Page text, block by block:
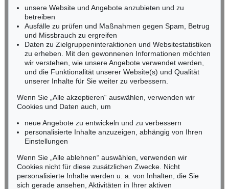
Miriam Heß
Tel.: +49 (0)62 21 58 80-038
Fax: +49 (0)62 21 58 80-595
infoheidelberg@kettererkunst.de
NORDDEUTSCHLAND
Nico Kassel, M.A.
Tel.: +49 (0)89 55244-164
Mobil: +49 (0)171 8618661
n.kassel@kettererkunst.de
Keine Auktion mehr verpassen!
Wir informieren Sie rechtzeitig.
unsere Website und Angebote anzubieten und zu
betreiben
Ausfälle zu prüfen und Maßnahmen gegen Spam, Betrug
und Missbrauch zu ergreifen
Daten zu Zielgruppeninteraktionen und Websitestatistiken
zu erheben. Mit den gewonnenen Informationen möchten
wir verstehen, wie unsere Angebote verwendet werden,
und die Funktionalität unserer Website(s) und Qualität
unserer Inhalte für Sie weiter zu verbessern.
Wenn Sie „Alle akzeptieren“ auswählen, verwenden wir
Cookies und Daten auch, um
neue Angebote zu entwickeln und zu verbessern
personalisierte Inhalte anzuzeigen, abhängig von Ihren
Einstellungen
Wenn Sie „Alle ablehnen“ auswählen, verwenden wir
Cookies nicht für diese zusätzlichen Zwecke. Nicht
personalisierte Inhalte werden u. a. von Inhalten, die Sie
sich gerade ansehen, Aktivitäten in Ihrer aktiven